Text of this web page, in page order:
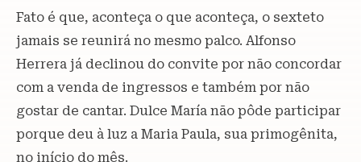
Fato é que, aconteça o que aconteça, o sexteto
jamais se reunirá no mesmo palco. Alfonso
Herrera já declinou do convite por não concordar
com a venda de ingressos e também por não
gostar de cantar. Dulce María não pôde participar
porque deu à luz a Maria Paula, sua primogênita,
no início do mês.